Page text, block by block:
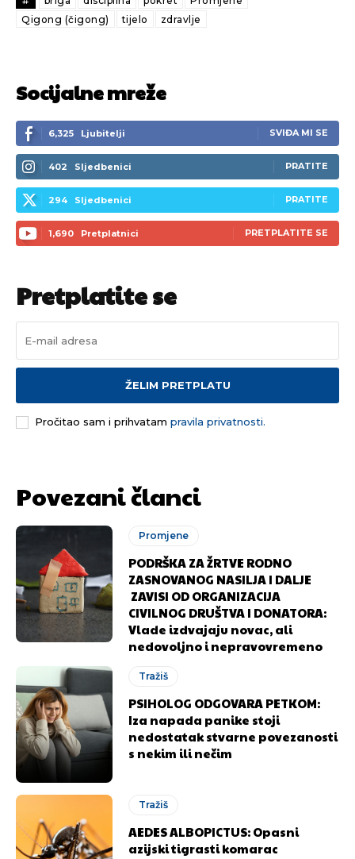
Qigong (čigong)
tijelo zdravlje
Socijalne mreže
6,325 Ljubitelji SVIĐA MI SE
402 Sljedbenici PRATITE
294 Sljedbenici PRATITE
1,690 Pretplatnici PRETPLATITE SE
Pretplatite se
ŽELIM PRETPLATU
Pročitao sam i prihvatam pravila privatnosti.
Povezani članci
Promjene
PODRŠKA ZA ŽRTVE RODNO
ZASNOVANOG NASILJA I DALJE
ZAVISI OD ORGANIZACIJA
CIVILNOG DRUŠTVA I DONATORA:
Vlade izdvajaju novac, ali
nedovoljno i nepravovremeno
Tražiš
PSIHOLOG ODGOVARA PETKOM:
Iza napada panike stoji
nedostatak stvarne povezanosti
s nekim ili nečim
Tražiš
AEDES ALBOPICTUS: Opasni
azijski tigrasti komarac